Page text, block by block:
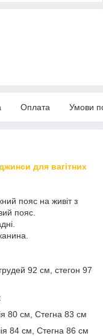
Оплата Умови
для вагітних
пояс на живіт з
пояс.
92 см, стегон 97
80 см, Стегна 83 см
84 см, Стегна 86 см